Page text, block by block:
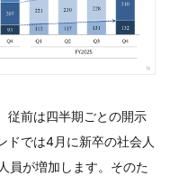
従前は四半期ごとの開示
ドでは4月に新卒の社会人
員が増加します。そのた